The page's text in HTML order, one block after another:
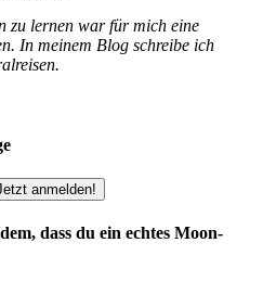
zu lernen war für mich eine
In meinem Blog schreibe ich
dass du ein echtes Moon-